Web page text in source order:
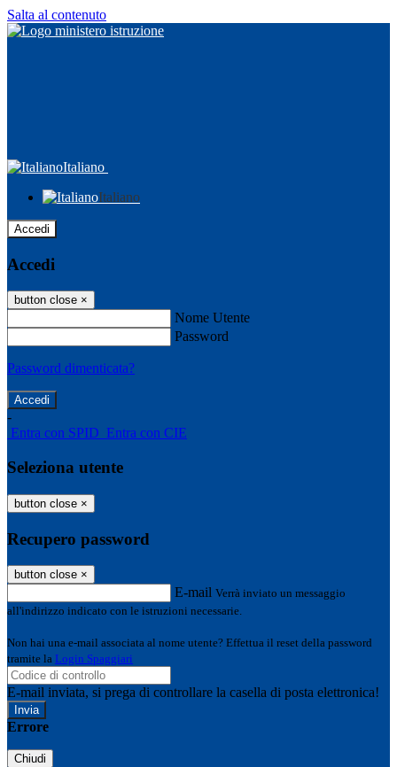
Salta al contenuto
Italiano
Italiano
Accedi
Accedi
button close ×
Nome Utente
Password
Password dimenticata?
-
Entra con SPID Entra con CIE
Seleziona utente
button close ×
Recupero password
button close ×
E-mail Verrà inviato un messaggio
all'indirizzo indicato con le istruzioni necessarie.
Non hai una e-mail associata al nome utente? Effettua il reset della password
tramite la Login Spaggiari
E-mail inviata, si prega di controllare la casella di posta elettronica!
Errore
Chiudi